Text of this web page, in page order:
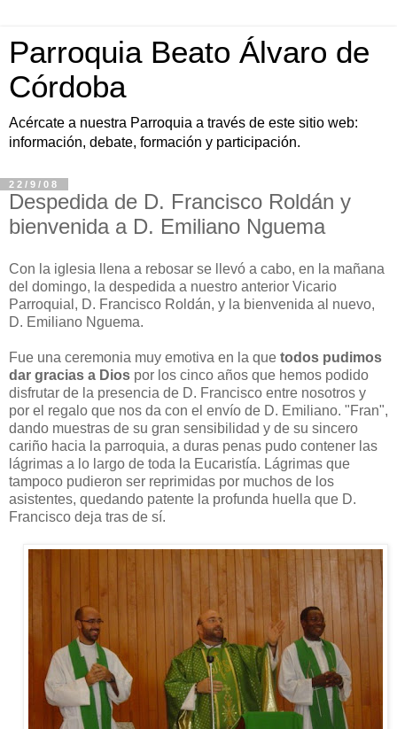
Parroquia Beato Álvaro de
Córdoba
Acércate a nuestra Parroquia a través de este sitio web:
información, debate, formación y participación.
22/9/08
Despedida de D. Francisco Roldán y
bienvenida a D. Emiliano Nguema
Con la iglesia llena a rebosar se llevó a cabo, en la mañana
del domingo, la despedida a nuestro anterior Vicario
Parroquial, D. Francisco Roldán, y la bienvenida al nuevo,
D. Emiliano Nguema.
Fue una ceremonia muy emotiva en la que todos pudimos
dar gracias a Dios por los cinco años que hemos podido
disfrutar de la presencia de D. Francisco entre nosotros y
por el regalo que nos da con el envío de D. Emiliano. "Fran",
dando muestras de su gran sensibilidad y de su sincero
cariño hacia la parroquia, a duras penas pudo contener las
lágrimas a lo largo de toda la Eucaristía. Lágrimas que
tampoco pudieron ser reprimidas por muchos de los
asistentes, quedando patente la profunda huella que D.
Francisco deja tras de sí.